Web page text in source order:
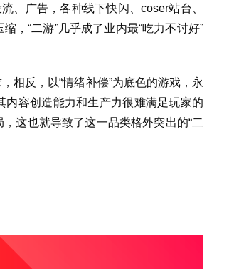
、广告，各种线下快闪、coser站台、
，“二游”几乎成了业内最“吃力不讨好”
相反，以“情绪补偿”为底色的游戏，永
容创造能力和生产力很难满足玩家的
这也就导致了这一品类格外突出的“二